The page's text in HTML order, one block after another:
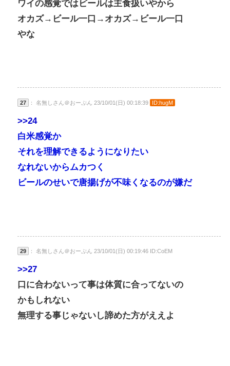
ワイの感覚ではビールは主食扱いやから
オカズ→ビール一口→オカズ→ビール一口
やな
27 ： 名無しさん＠おーぷん 23/10/01(日) 00:18:39 ID:hugM
>>24
白米感覚か
それを理解できるようになりたい
なれないからムカつく
ビールのせいで唐揚げが不味くなるのが嫌だ
29 ： 名無しさん＠おーぷん 23/10/01(日) 00:19:46 ID:CoEM
>>27
口に合わないって事は体質に合ってないの
かもしれない
無理する事じゃないし諦めた方がええよ